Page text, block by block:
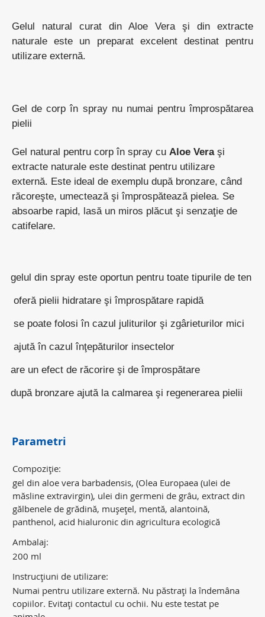
Gelul natural curat din Aloe Vera şi din extracte
naturale este un preparat excelent destinat pentru
utilizare externă.
Gel de corp în spray nu numai pentru împrospătarea
pielii
Gel natural pentru corp în spray cu Aloe Vera şi
extracte naturale este destinat pentru utilizare
externă. Este ideal de exemplu după bronzare, când
răcoreşte, umectează şi împrospătează pielea. Se
absoarbe rapid, lasă un miros plăcut şi senzaţie de
catifelare.
gelul din spray este oportun pentru toate tipurile de ten
oferă pielii hidratare şi împrospătare rapidă
se poate folosi în cazul juliturilor şi zgârieturilor mici
ajută în cazul înţepăturilor insectelor
are un efect de răcorire şi de împrospătare
după bronzare ajută la calmarea şi regenerarea pielii
Parametri
Compoziţie:
gel din aloe vera barbadensis, (Olea Europaea (ulei de
măsline extravirgin), ulei din germeni de grâu, extract din
gălbenele de grădină, muşeţel, mentă, alantoină,
panthenol, acid hialuronic din agricultura ecologică
Ambalaj:
200 ml
Instrucţiuni de utilizare:
Numai pentru utilizare externă. Nu păstraţi la îndemâna
copiilor. Evitaţi contactul cu ochii. Nu este testat pe